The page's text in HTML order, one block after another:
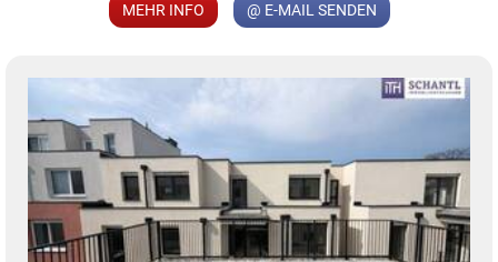
MEHR INFO @ E-MAIL SENDEN